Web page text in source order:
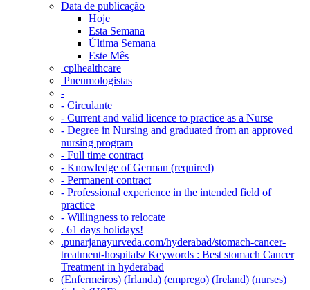
Data de publicação
Hoje
Esta Semana
Última Semana
Este Mês
‎ cplhealthcare‬
Pneumologistas
-
- Circulante
- Current and valid licence to practice as a Nurse
- Degree in Nursing and graduated from an approved
nursing program
- Full time contract
- Knowledge of German (required)
- Permanent contract
- Professional experience in the intended field of
practice
- Willingness to relocate
. 61 days holidays!
.punarjanayurveda.com/hyderabad/stomach-cancer-
treatment-hospitals/ Keywords : Best stomach Cancer
Treatment in hyderabad
(Enfermeiros) (Irlanda) (emprego) (Ireland) (nurses)